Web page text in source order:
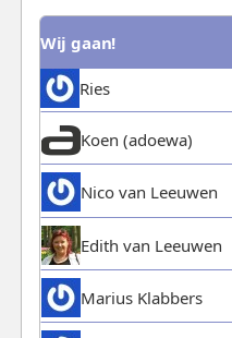
Wij gaan!
Ries
Koen (adoewa)
Nico van Leeuwen
Edith van Leeuwen
Marius Klabbers